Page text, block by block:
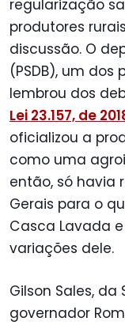
regularização
produtores
discussão. O
(PSDB), um
lembrou dos
Lei 23.157, de
oficializou a
como uma
então, só havia
Gerais para o
Casca Lavada
variações dele.
Gilson Sales,
governador